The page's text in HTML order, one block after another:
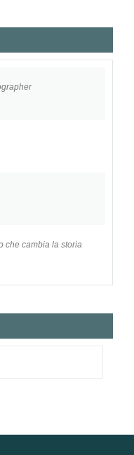
che cambia la storia